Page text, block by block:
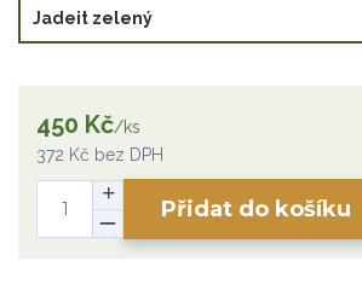
450 Kč/ks
372 Kč bez DPH
Přidat do košíku